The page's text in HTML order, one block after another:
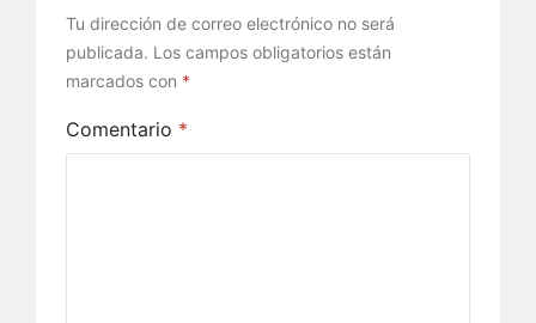
Tu dirección de correo electrónico no será
publicada. Los campos obligatorios están
marcados con *
Comentario *